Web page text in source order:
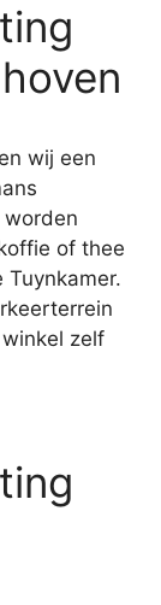
wij een
of thee
zelf